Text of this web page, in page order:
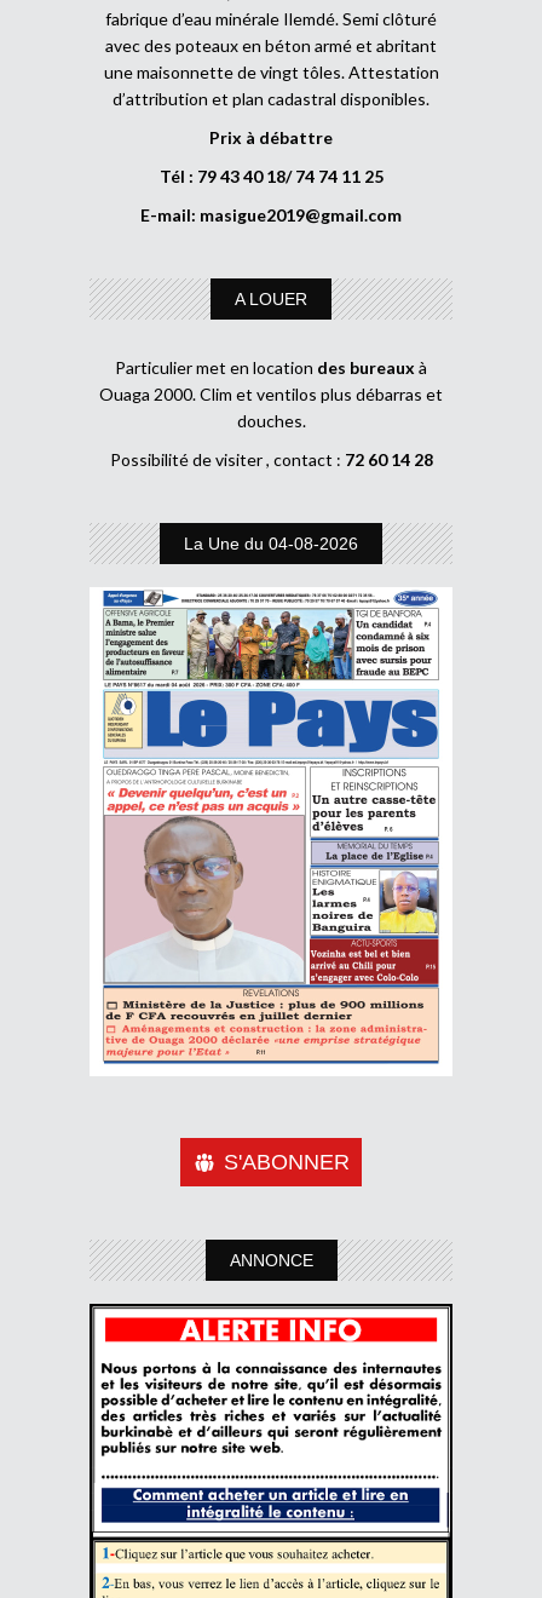
fabrique d’eau minérale Ilemdé. Semi clôturé
avec des poteaux en béton armé et abritant
une maisonnette de vingt tôles. Attestation
d’attribution et plan cadastral disponibles.
Prix à débattre
Tél : 79 43 40 18/ 74 74 11 25
E-mail: masigue2019@gmail.com
A LOUER
Particulier met en location des bureaux à
Ouaga 2000. Clim et ventilos plus débarras et
douches.
Possibilité de visiter , contact : 72 60 14 28
La Une du 04-08-2026
S'ABONNER
ANNONCE